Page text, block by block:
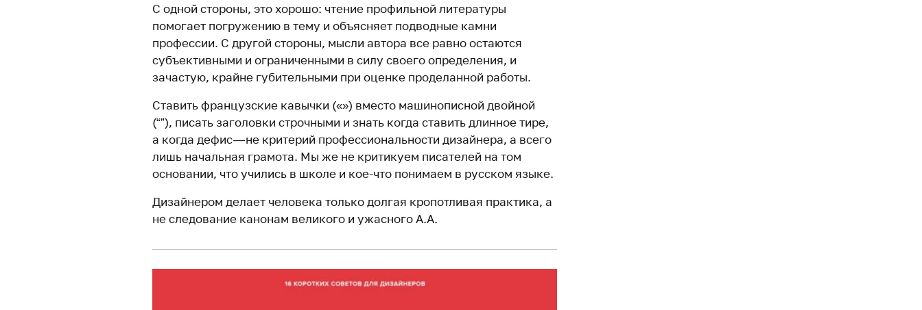
С одной стороны, это хорошо: чтение профильной литературы
помогает погружению в тему и объясняет подводные камни
профессии. С другой стороны, мысли автора все равно остаются
субъективными и ограниченными в силу своего определения, и
зачастую, крайне губительными при оценке проделанной работы.
Ставить французские кавычки («») вместо машинописной двойной
(“”), писать заголовки строчными и знать когда ставить длинное тире,
а когда дефис — не критерий профессиональности дизайнера, а всего
лишь начальная грамота. Мы же не критикуем писателей на том
основании, что учились в школе и кое-что понимаем в русском языке.
Дизайнером делает человека только долгая кропотливая практика, а
не следование канонам великого и ужасного А.А.